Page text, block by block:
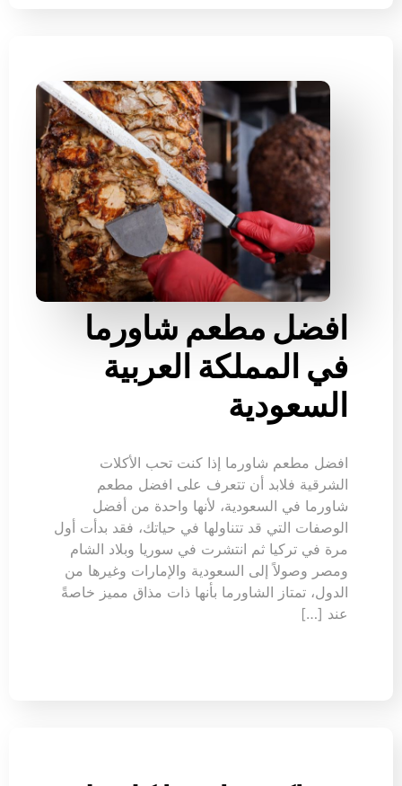
افضل مطعم شاورما
في المملكة العربية
السعودية
افضل مطعم شاورما إذا كنت تحب الأكلات
الشرقية فلابد أن تتعرف على افضل مطعم
شاورما في السعودية، لأنها واحدة من أفضل
الوصفات التي قد تتناولها في حياتك، فقد بدأت أول
مرة في تركيا ثم انتشرت في سوريا وبلاد الشام
ومصر وصولاً إلى السعودية والإمارات وغيرها من
الدول، تمتاز الشاورما بأنها ذات مذاق مميز خاصةً
عند […]